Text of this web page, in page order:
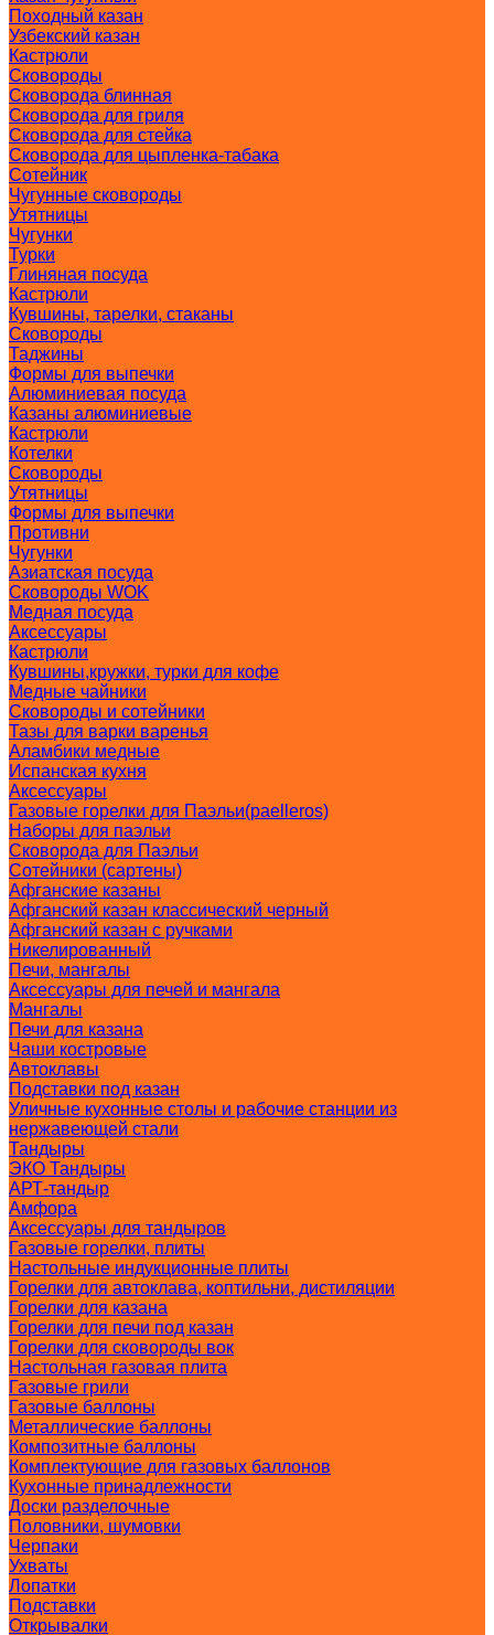
Походный казан
Узбекский казан
Кастрюли
Сковороды
Сковорода блинная
Сковорода для гриля
Сковорода для стейка
Сковорода для цыпленка-табака
Сотейник
Чугунные сковороды
Утятницы
Чугунки
Турки
Глиняная посуда
Кастрюли
Кувшины, тарелки, стаканы
Сковороды
Таджины
Формы для выпечки
Алюминиевая посуда
Казаны алюминиевые
Кастрюли
Котелки
Сковороды
Утятницы
Формы для выпечки
Противни
Чугунки
Азиатская посуда
Сковороды WOK
Медная посуда
Аксессуары
Кастрюли
Кувшины,кружки, турки для кофе
Медные чайники
Сковороды и сотейники
Тазы для варки варенья
Аламбики медные
Испанская кухня
Аксессуары
Газовые горелки для Паэльи(paelleros)
Наборы для паэльи
Сковорода для Паэльи
Сотейники (сартены)
Афганские казаны
Афганский казан классический черный
Афганский казан с ручками
Никелированный
Печи, мангалы
Аксессуары для печей и мангала
Мангалы
Печи для казана
Чаши костровые
Автоклавы
Подставки под казан
Уличные кухонные столы и рабочие станции из
нержавеющей стали
Тандыры
ЭКО Тандыры
АРТ-тандыр
Амфора
Аксессуары для тандыров
Газовые горелки, плиты
Настольные индукционные плиты
Горелки для автоклава, коптильни, дистиляции
Горелки для казана
Горелки для печи под казан
Горелки для сковороды вок
Настольная газовая плита
Газовые грили
Газовые баллоны
Металлические баллоны
Композитные баллоны
Комплектующие для газовых баллонов
Кухонные принадлежности
Доски разделочные
Половники, шумовки
Черпаки
Ухваты
Лопатки
Подставки
Открывалки